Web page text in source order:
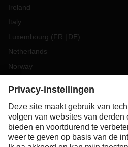
Ireland
Italy
Luxembourg (FR DE)
Netherlands
Norway
Romania
Slovakia
Spain